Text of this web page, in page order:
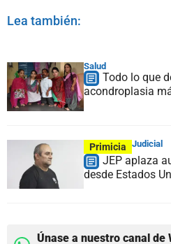
Lea también:
Salud
Todo lo que
acondroplasia
Primicia Judicial
JEP aplaza
desde Estados
Únase a nuestro canal de